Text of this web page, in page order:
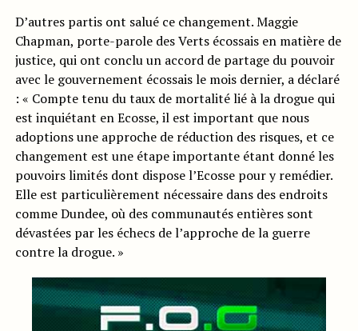
D’autres partis ont salué ce changement. Maggie
Chapman, porte-parole des Verts écossais en matière de
justice, qui ont conclu un accord de partage du pouvoir
avec le gouvernement écossais le mois dernier, a déclaré
: « Compte tenu du taux de mortalité lié à la drogue qui
est inquiétant en Ecosse, il est important que nous
adoptions une approche de réduction des risques, et ce
changement est une étape importante étant donné les
pouvoirs limités dont dispose l’Ecosse pour y remédier.
Elle est particulièrement nécessaire dans des endroits
comme Dundee, où des communautés entières sont
dévastées par les échecs de l’approche de la guerre
contre la drogue. »